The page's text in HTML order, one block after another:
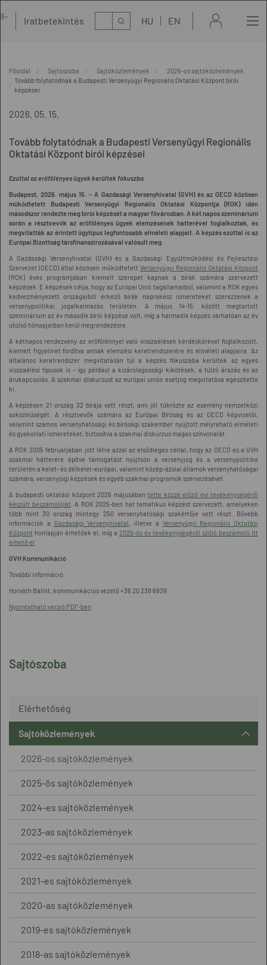
Iratbetekintés Kereső HU EN
Sajtószoba
Elérhetőség
Sajtóközlemények
2026-os sajtóközlemények
2025-ös sajtóközlemények
2024-es sajtóközlemények
2023-as sajtóközlemények
2022-es sajtóközlemények
2021-es sajtóközlemények
2020-as sajtóközlemények
2019-es sajtóközlemények
2018-as sajtóközlemények
Főoldal Sajtószoba Sajtóközlemények
2026-os sajtóközlemények
Tovább folytatódnak a Budapesti Versenyügyi Regionális Oktatási Központ bírói
képzései
2026. 05. 15.
Tovább folytatódnak a Budapesti Versenyügyi Regionális
Oktatási Központ bírói képzései
Ezúttal az erőfölényes ügyek kerültek fókuszba
Budapest, 2026. május 15. –A Gazdasági Versenyhivatal (GVH) és az OECD közösen
működtetett Budapesti Versenyügyi Regionális Oktatási Központja (ROK) idén
másodszor rendezte meg bírói képzését a magyar fővárosban. A két napos szeminárium
során a résztvevők az erőfölényes ügyek elemzésének hátterével foglalkoztak, és
megvitatták az érintett ügytípus legfontosabb elméleti alapjait. A képzés ezúttal is az
Európai Bizottság társfinanszírozásával valósult meg.
A Gazdasági Versenyhivatal (GVH) és a Gazdasági Együttműködési és Fejlesztési
Szervezet (OECD) által közösen működtetett Versenyügyi Regionális Oktatási Központ
(ROK) éves programjában kiemelt szerepet kapnak a bírák számára szervezett
képzések. E képzések célja, hogy az Európai Unió tagállamaiból, valamint a ROK egyes
kedvezményezett országaiból érkező bírák naprakész ismereteket szerezzenek a
versenypolitikai jogalkalmazás területén. A május 14-15. között megtartott
szeminárium az év második bírói képzése volt, míg a harmadik képzés várhatóan az év
utolsó hónapjaiban kerül megrendezésre.
A kétnapos rendezvény az erőfölénnyel való visszaélések kérdéskörével foglalkozott,
kiemelt figyelmet fordítva annak elemzési keretrendszerére és elméleti alapjaira. Az
általános keretrendszer megvitatásán túl a képzés fókuszába kerültek az egyes
visszaélési típusok is – így például a kizárólagossági kikötések, a túlzó árazás és az
árukapcsolás. A szakmai diskurzust az európai uniós esetjog megvitatása egészítette
ki.
A képzésen 21 ország 32 bírája vett részt, ami jól tükrözte az esemény nemzetközi
sokszínűségét. A résztvevők számára az Európai Bíróság és az OECD képviselői,
valamint számos versenyhatósági és bírósági szakember nyújtott mélyreható elméleti
és gyakorlati ismereteket, biztosítva a szakmai diskurzus magas színvonalát.
A ROK 2005 februárjában jött létre azzal az elsődleges céllal, hogy az OECD és a GVH
szakmai hátterére építve támogatást nyújtson a versenyjog és a versenypolitika
területén a kelet- és délkelet-európai, valamint közép-ázsiai államok versenyhatóságai
számára, versenyjogi képzések és egyéb szakmai programok szervezésével.
A budapesti oktatási központ 2026 májusában tette közzé előző évi tevékenységéről
készült beszámolóját. A ROK 2025-ben hat tematikus képzést szervezett, amelyeken
több mint 30 ország mintegy 250 versenyhatósági szakértője vett részt. Bővebb
információk a
Gazdasági Versenyhivatal, illetve a Versenyügyi Regionális Oktatási
Központ honlapján érhetőek el, míg a 2025-ös év tevékenységéről szóló beszámoló itt
érhető el
GVH Kommunikáció
További információ:
Horváth Bálint, kommunikációs vezető +36 20 238 6939
Nyomtatható verzió PDF-ben